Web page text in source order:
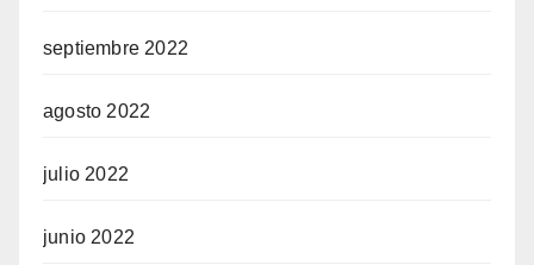
septiembre 2022
agosto 2022
julio 2022
junio 2022